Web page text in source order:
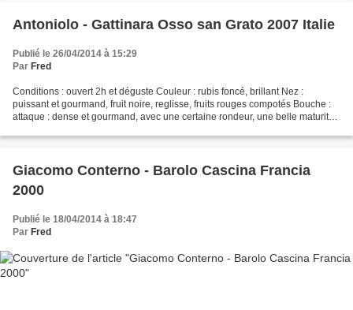
Antoniolo - Gattinara Osso san Grato 2007 Italie
Publié le 26/04/2014 à 15:29
Par Fred
Conditions : ouvert 2h et déguste Couleur : rubis foncé, brillant Nez :
puissant et gourmand, fruit noire, reglisse, fruits rouges compotés Bouche :
attaque : dense et gourmand, avec une certaine rondeur, une belle maturité
Giacomo Conterno - Barolo Cascina Francia
2000
Publié le 18/04/2014 à 18:47
Par Fred